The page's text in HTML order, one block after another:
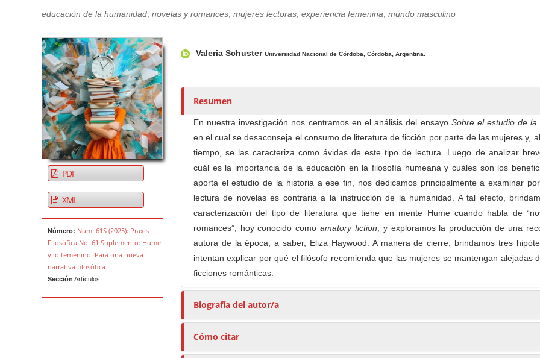
educación de la humanidad, novelas y romances, mujeres lectoras, experiencia femenina, mundo masculino
Barra lateral del artículo
PDF
XML
Número: Núm. 61S (2025): Praxis
Filosófica No. 61 Suplemento: Hume
y lo femenino. Para una nueva
narrativa filosófica
Sección Artículos
u
o
e
Valeria Schuster Universidad Nacional de Córdoba, Córdoba, Argentina.
Resumen
En nuestra investigación nos centramos en el análisis del ensayo Sobre el estudio de la
en el cual se desaconseja el consumo de literatura de ficción por parte de las mujeres y,
tiempo, se las caracteriza como ávidas de este tipo de lectura. Luego de analizar
cuál es la importancia de la educación en la filosofía humeana y cuáles son los
aporta el estudio de la historia a ese fin, nos dedicamos principalmente a examinar
lectura de novelas es contraria a la instrucción de la humanidad. A tal efecto,
caracterización del tipo de literatura que tiene en mente Hume cuando habla de
romances”, hoy conocido comoamatory fiction, y exploramos la producción de una
autora de la época, a saber, Eliza Haywood. A manera de cierre, brindamos tres
intentan explicar por qué el filósofo recomienda que las mujeres se mantengan alejadas
ficciones románticas.
Biografía del autor/a
Cómo citar